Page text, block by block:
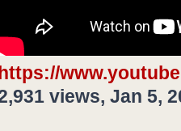
views, Jan 5,